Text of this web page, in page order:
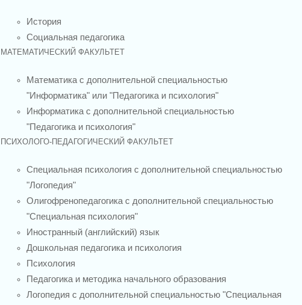
История
Социальная педагогика
МАТЕМАТИЧЕСКИЙ ФАКУЛЬТЕТ
Математика с дополнительной специальностью
"Информатика" или "Педагогика и психология"
Информатика с дополнительной специальностью
"Педагогика и психология"
ПСИХОЛОГО-ПЕДАГОГИЧЕСКИЙ ФАКУЛЬТЕТ
Специальная психология с дополнительной специальностью
"Логопедия"
Олигофренопедагогика с дополнительной специальностью
"Специальная психология"
Иностранный (английский) язык
Дошкольная педагогика и психология
Психология
Педагогика и методика начального образования
Логопедия с дополнительной специальностью "Специальная